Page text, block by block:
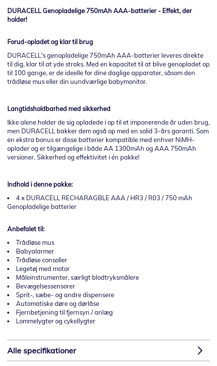
DURACELL Genopladelige 750mAh AAA-batterier - Effekt, der
holder!
Forud-opladet og klar til brug
DURACELL's genopladelige 750mAh AAA-batterier leveres direkte
til dig, klar til at yde straks. Med en kapacitet til at blive genopladet op
til 100 gange, er de ideelle for dine daglige apparater, såsom den
trådløse mus eller din uundværlige babymonitor.
Langtidsholdbarhed med sikkerhed
Ikke alene holder de sig opladede i op til et imponerende år uden brug,
men DURACELL bakker dem også op med en solid 3-års garanti. Som
en ekstra bonus er disse batterier kompatible med enhver NiMH-
oplader og er tilgængelige i både AA 1300mAh og AAA 750mAh
versioner. Sikkerhed og effektivitet i én pakke!
Indhold i denne pakke:
4 x DURACELL RECHARAGBLE AAA / HR3 / R03 / 750 mAh
Genopladelige batterier
Anbefalet til:
Trådløse mus
Babyalarmer
Trådløse consoller
Legetøj med motor
Måleinstrumenter, særligt blodtryksmålere
Bevægelsessensorer
Sprit-, sæbe- og andre dispensere
Automatiske døre og dørlåse
Fjernbetjening til fjernsyn / anlæg
Lommelygter og cykellygter
Alle specifikationer